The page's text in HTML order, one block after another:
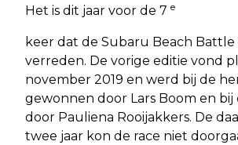
Het is dit jaar voor de 7 e
keer dat de Subaru Beach
verreden. De vorige editie vond
november 2019 en werd bij de
gewonnen door Lars Boom en bij
door Pauliena Rooijakkers. De
twee jaar kon de race niet